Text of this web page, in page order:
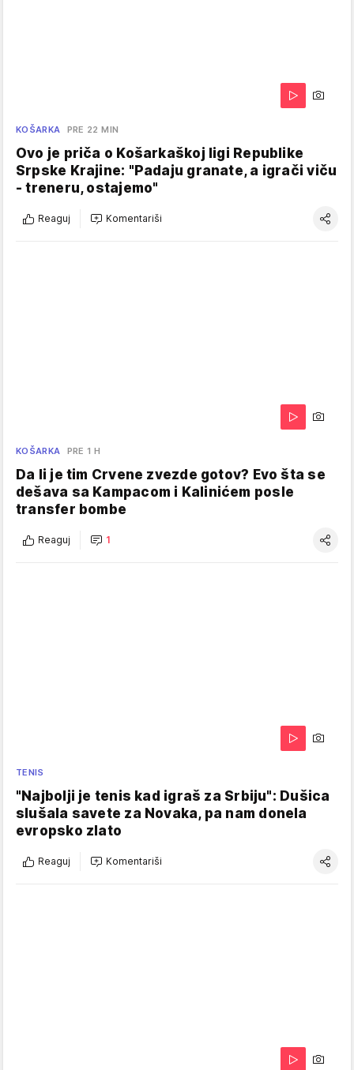
KOŠARKA PRE 22 MIN
Ovo je priča o Košarkaškoj ligi Republike
Srpske Krajine: "Padaju granate, a igrači viču
- treneru, ostajemo"
Reaguj Komentariši
KOŠARKA PRE 1 H
Da li je tim Crvene zvezde gotov? Evo šta se
dešava sa Kampacom i Kalinićem posle
transfer bombe
Reaguj 1
TENIS
"Najbolji je tenis kad igraš za Srbiju": Dušica
slušala savete za Novaka, pa nam donela
evropsko zlato
Reaguj Komentariši